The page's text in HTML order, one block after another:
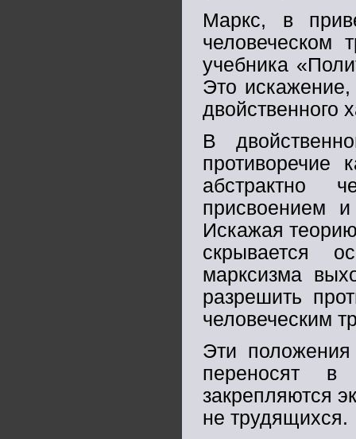
Маркс, в
человеческом
учебника
Это
двойственного
В
противоречие
абстрактно
присвоением
Искажая
скрывается
марксизма
разрешить
человеческим
Эти положения
переносят в
закрепляются
не трудящихся.